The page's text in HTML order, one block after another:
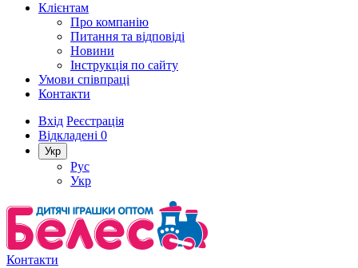
Клієнтам
Про компанію
Питання та відповіді
Новини
Інструкція по сайту
Умови співпраці
Контакти
Вхід Реєстрація
Відкладені 0
Укр
Рус
Укр
Контакти